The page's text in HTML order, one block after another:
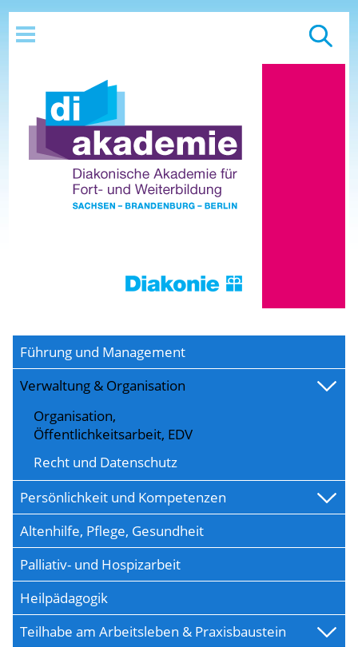
Führung und Management
Verwaltung & Organisation
Organisation,
Öffentlichkeitsarbeit, EDV
Recht und Datenschutz
Persönlichkeit und Kompetenzen
Altenhilfe, Pflege, Gesundheit
Palliativ- und Hospizarbeit
Heilpädagogik
Teilhabe am Arbeitsleben & Praxisbaustein